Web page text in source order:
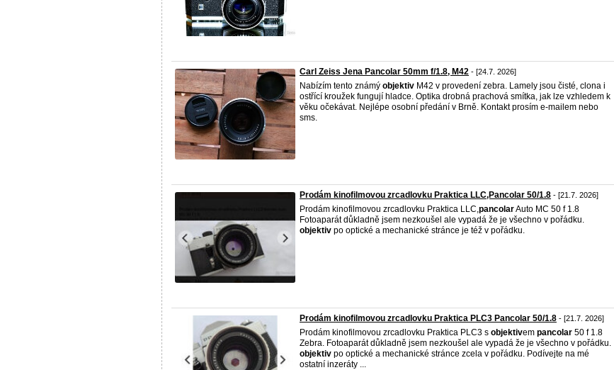
Carl Zeiss Jena Pancolar 50mm f/1.8, M42 - [24.7. 2026]
Nabízím tento známý objektiv M42 v provedení zebra. Lamely jsou čisté, clona i
ostřící kroužek fungují hladce. Optika drobná prachová smítka, jak lze vzhledem k
věku očekávat. Nejlépe osobní předání v Brně. Kontakt prosím e-mailem nebo
sms.
Prodám kinofilmovou zrcadlovku Praktica LLC,Pancolar 50/1.8 - [21.7. 2026]
Prodám kinofilmovou zrcadlovku Praktica LLC,pancolarAuto MC 50 f 1.8
Fotoaparát důkladně jsem nezkoušel ale vypadá že je všechno v pořádku.
objektiv po optické a mechanické stránce je též v pořádku.
Prodám kinofilmovou zrcadlovku Praktica PLC3 Pancolar 50/1.8 - [21.7. 2026]
Prodám kinofilmovou zrcadlovku Praktica PLC3 s objektivem pancolar 50 f 1.8
Zebra. Fotoaparát důkladně jsem nezkoušel ale vypadá že je všechno v pořádku.
objektiv po optické a mechanické stránce zcela v pořádku. Podívejte na mé
ostatní inzeráty ...